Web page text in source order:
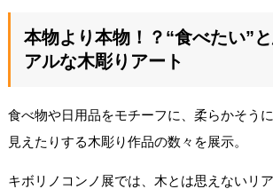
本物より本物！？“食べたい”
アルな木彫りアート
食べ物や日用品をモチーフに、柔らかそう
見えたりする木彫り作品の数々を展示。
キボリノコンノ展では、木とは思えないリ